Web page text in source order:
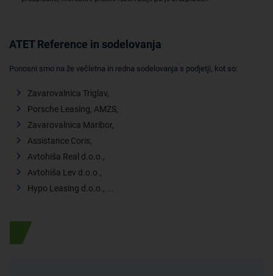
ATET Reference in sodelovanja
Ponosni smo na že večletna in redna sodelovanja s podjetji, kot so:
Zavarovalnica Triglav,
Porsche Leasing, AMZS,
Zavarovalnica Maribor,
Assistance Coris,
Avtohiša Real d.o.o.,
Avtohiša Lev d.o.o.,
Hypo Leasing d.o.o., ...